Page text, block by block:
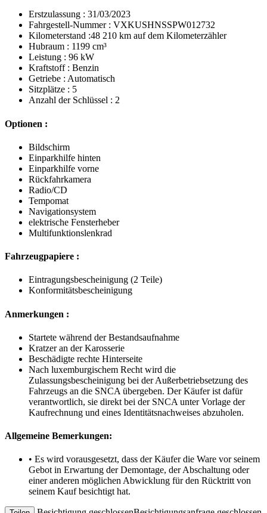
Erstzulassung : 31/03/2023
Fahrgestell-Nummer : VXKUSHNSSPW012732
Kilometerstand :48 210 km auf dem Kilometerzähler
Hubraum : 1199 cm³
Leistung : 96 kW
Kraftstoff : Benzin
Getriebe : Automatisch
Sitzplätze : 5
Anzahl der Schlüssel : 2
Optionen :
Bildschirm
Einparkhilfe hinten
Einparkhilfe vorne
Rückfahrkamera
Radio/CD
Tempomat
Navigationsystem
elektrische Fensterheber
Multifunktionslenkrad
Fahrzeugpapiere :
Eintragungsbescheinigung (2 Teile)
Konformitätsbescheinigung
Anmerkungen :
Startete während der Bestandsaufnahme
Kratzer an der Karosserie
Beschädigte rechte Hinterseite
Nach luxemburgischem Recht wird die
Zulassungsbescheinigung bei der Außerbetriebsetzung des
Fahrzeugs an die SNCA übergeben. Der Käufer ist dafür
verantwortlich, sie direkt bei der SNCA unter Vorlage der
Kaufrechnung und eines Identitätsnachweises abzuholen.
Allgemeine Bemerkungen:
• Es wird vorausgesetzt, dass der Käufer die Ware vor seinem
Gebot in Erwartung der Demontage, der Abschaltung oder
einer anderen möglichen Abwicklung für den Rücktritt von
seinem Kauf besichtigt hat.